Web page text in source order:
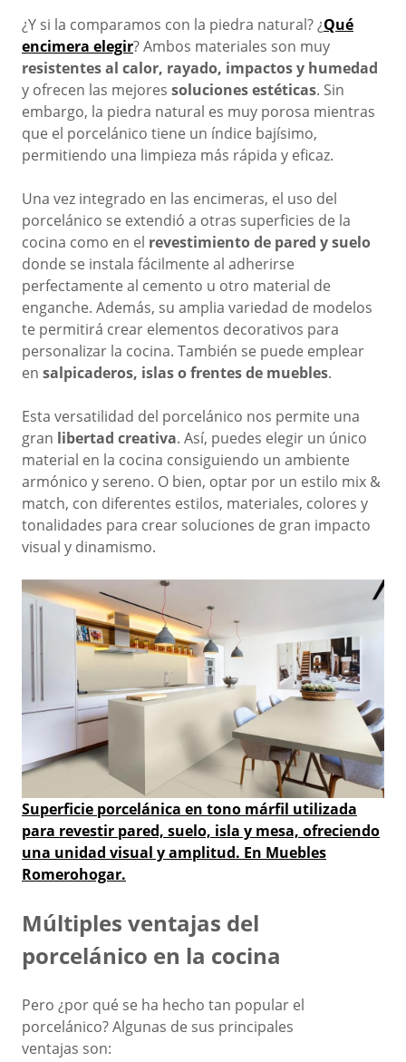
¿Y si la comparamos con la piedra natural? ¿Qué
encimera elegir? Ambos materiales son muy
resistentes al calor, rayado, impactos y humedad
y ofrecen las mejores soluciones estéticas. Sin
embargo, la piedra natural es muy porosa mientras
que el porcelánico tiene un índice bajísimo,
permitiendo una limpieza más rápida y eficaz.
Una vez integrado en las encimeras, el uso del
porcelánico se extendió a otras superficies de la
cocina como en el revestimiento de pared y suelo
donde se instala fácilmente al adherirse
perfectamente al cemento u otro material de
enganche. Además, su amplia variedad de modelos
te permitirá crear elementos decorativos para
personalizar la cocina. También se puede emplear
en salpicaderos, islas o frentes de muebles.
Esta versatilidad del porcelánico nos permite una
gran libertad creativa. Así, puedes elegir un único
material en la cocina consiguiendo un ambiente
armónico y sereno. O bien, optar por un estilo mix &
match, con diferentes estilos, materiales, colores y
tonalidades para crear soluciones de gran impacto
visual y dinamismo.
Superficie porcelánica en tono márfil utilizada
para revestir pared, suelo, isla y mesa, ofreciendo
una unidad visual y amplitud. En Muebles
Romerohogar.
Múltiples ventajas del
porcelánico en la cocina
Pero ¿por qué se ha hecho tan popular el
porcelánico? Algunas de sus principales
ventajas son: